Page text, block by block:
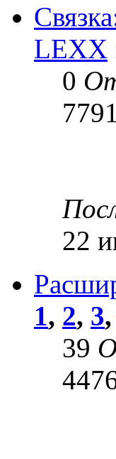
LEXX
0
22
1, 2, 3,
39